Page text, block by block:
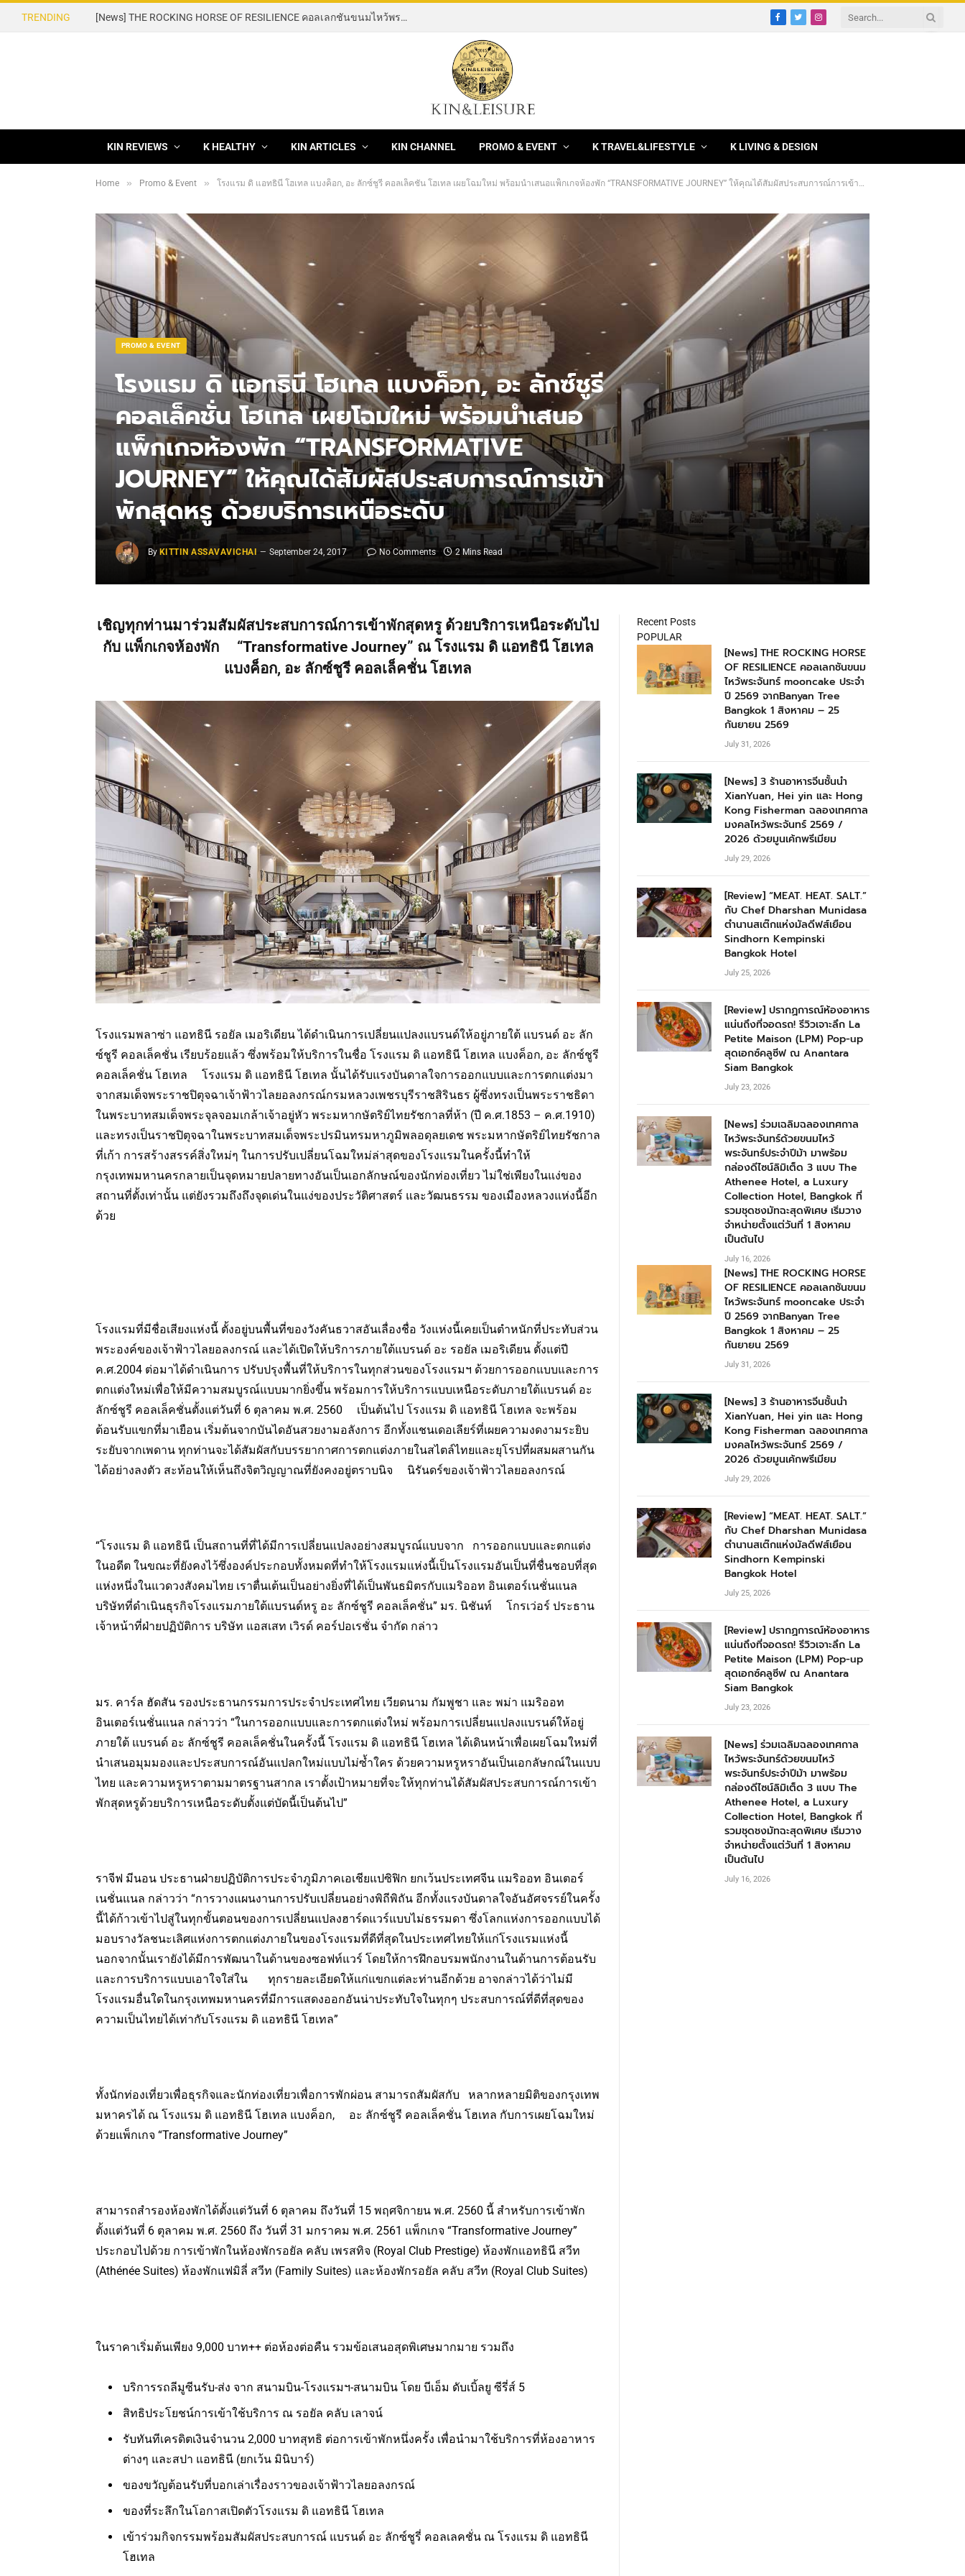
TRENDING [News] THE ROCKING HORSE OF RESILIENCE คอลเลกชันขนมไหว้พระจันทร์ mooncake ประจำปี 2569 จากBanyan Tree Bangkok 1 สิงหาคม – 25 กันยายน 2569
Facebook
TwitterInstagram
KIN REVIEWS K HEALTHY KIN ARTICLES KIN CHANNEL PROMO & EVENT K TRAVEL&LIFESTYLE K LIVING & DESIGN
Home » Promo & Event » โรงแรม ดิ แอทธินี โฮเทล แบงค็อก, อะ ลักซ์ชูรี คอลเล็คชั่น โฮเทล เผยโฉมใหม่ พร้อมนำเสนอแพ็กเกจห้องพัก “TRANSFORMATIVE JOURNEY” ให้คุณได้สัมผัสประสบการณ์การเข้าพักสุดหรู ด้วยบริการเหนือระดับ
PROMO & EVENT
โรงแรม ดิ แอทธินี โฮเทล แบงค็อก, อะ ลักซ์ชูรี
คอลเล็คชั่น โฮเทล เผยโฉมใหม่ พร้อมนำเสนอ
แพ็กเกจห้องพัก “TRANSFORMATIVE
JOURNEY” ให้คุณได้สัมผัสประสบการณ์การเข้า
พักสุดหรู ด้วยบริการเหนือระดับ
By KITTIN ASSAVAVICHAI September 24, 2017 No Comments 2 Mins Read
เชิญทุกท่านมาร่วมสัมผัสประสบการณ์การเข้าพักสุดหรู ด้วยบริการเหนือระดับไป
กับ แพ็กเกจห้องพัก “Transformative Journey” ณ โรงแรม ดิ แอทธินี โฮเทล
แบงค็อก, อะ ลักซ์ชูรี คอลเล็คชั่น โฮเทล
โรงแรมพลาซ่า แอทธินี รอยัล เมอริเดียน ได้ดำเนินการเปลี่ยนแปลงแบรนด์ให้อยู่ภายใต้ แบรนด์ อะ ลัก
ซ์ชูรี คอลเล็คชั่น เรียบร้อยแล้ว ซึ่งพร้อมให้บริการในชื่อ โรงแรม ดิ แอทธินี โฮเทล แบงค็อก, อะ ลักซ์ชูรี
คอลเล็คชั่น โฮเทล โรงแรม ดิ แอทธินี โฮเทล นั้นได้รับแรงบันดาลใจการออกแบบและการตกแต่งมา
จากสมเด็จพระราชปิตุจฉาเจ้าฟ้าวไลยอลงกรณ์กรมหลวงเพชรบุรีราชสิรินธร ผู้ซึ่งทรงเป็นพระราชธิดา
ในพระบาทสมเด็จพระจุลจอมเกล้าเจ้าอยู่หัว พระมหากษัตริย์ไทยรัชกาลที่ห้า (ปี ค.ศ.1853 – ค.ศ.1910)
และทรงเป็นราชปิตุจฉาในพระบาทสมเด็จพระปรมินทรมหาภูมิพลอดุลยเดช พระมหากษัตริย์ไทยรัชกาล
ที่เก้า การสร้างสรรค์สิ่งใหม่ๆ ในการปรับเปลี่ยนโฉมใหม่ล่าสุดของโรงแรมในครั้งนี้ทำให้
กรุงเทพมหานครกลายเป็นจุดหมายปลายทางอันเป็นเอกลักษณ์ของนักท่องเที่ยว ไม่ใช่เพียงในแง่ของ
สถานที่ตั้งเท่านั้น แต่ยังรวมถึงถึงจุดเด่นในแง่ของประวัติศาสตร์ และวัฒนธรรม ของเมืองหลวงแห่งนี้อีก
ด้วย
โรงแรมที่มีชื่อเสียงแห่งนี้ ตั้งอยู่บนพื้นที่ของวังคันธวาสอันเลื่องชื่อ วังแห่งนี้เคยเป็นตำหนักที่ประทับส่วน
พระองค์ของเจ้าฟ้าวไลยอลงกรณ์ และได้เปิดให้บริการภายใต้แบรนด์ อะ รอยัล เมอริเดียน ตั้งแต่ปี
ค.ศ.2004 ต่อมาได้ดำเนินการ ปรับปรุงพื้นที่ให้บริการในทุกส่วนของโรงแรมฯ ด้วยการออกแบบและการ
ตกแต่งใหม่เพื่อให้มีความสมบูรณ์แบบมากยิ่งขึ้น พร้อมการให้บริการแบบเหนือระดับภายใต้แบรนด์ อะ
ลักซ์ชูรี คอลเล็คชั่นตั้งแต่วันที่ 6 ตุลาคม พ.ศ. 2560 เป็นต้นไป โรงแรม ดิ แอทธินี โฮเทล จะพร้อม
ต้อนรับแขกที่มาเยือน เริ่มต้นจากบันไดอันสวยงามอลังการ อีกทั้งแชนเดอเลียร์ที่เผยความงดงามระยิบ
ระยับจากเพดาน ทุกท่านจะได้สัมผัสกับบรรยากาศการตกแต่งภายในสไตล์ไทยและยุโรปที่ผสมผสานกัน
ได้อย่างลงตัว สะท้อนให้เห็นถึงจิตวิญญาณที่ยังคงอยู่ตราบนิจ นิรันดร์ของเจ้าฟ้าวไลยอลงกรณ์
“โรงแรม ดิ แอทธินี เป็นสถานที่ที่ได้มีการเปลี่ยนแปลงอย่างสมบูรณ์แบบจาก การออกแบบและตกแต่ง
ในอดีต ในขณะที่ยังคงไว้ซึ่งองค์ประกอบทั้งหมดที่ทำให้โรงแรมแห่งนี้เป็นโรงแรมอันเป็นที่ชื่นชอบที่สุด
แห่งหนึ่งในแวดวงสังคมไทย เราตื่นเต้นเป็นอย่างยิ่งที่ได้เป็นพันธมิตรกับแมริออท อินเตอร์เนชั่นแนล
บริษัทที่ดำเนินธุรกิจโรงแรมภายใต้แบรนด์หรู อะ ลักซ์ชูรี คอลเล็คชั่น” มร. นิชันท์ โกรเว่อร์ ประธาน
เจ้าหน้าที่ฝ่ายปฏิบัติการ บริษัท แอสเสท เวิรด์ คอร์ปอเรชั่น จำกัด กล่าว
มร. คาร์ล ฮัดสัน รองประธานกรรมการประจำประเทศไทย เวียดนาม กัมพูชา และ พม่า แมริออท
อินเตอร์เนชั่นแนล กล่าวว่า “ในการออกแบบและการตกแต่งใหม่ พร้อมการเปลี่ยนแปลงแบรนด์ให้อยู่
ภายใต้ แบรนด์ อะ ลักซ์ชูรี คอลเล็คชั่นในครั้งนี้ โรงแรม ดิ แอทธินี โฮเทล ได้เดินหน้าเพื่อเผยโฉมใหม่ที่
นำเสนอมุมมองและประสบการณ์อันแปลกใหม่แบบไม่ซ้ำใคร ด้วยความหรูหราอันเป็นเอกลัษกณ์ในแบบ
ไทย และความหรูหราตามมาตรฐานสากล เราตั้งเป้าหมายที่จะให้ทุกท่านได้สัมผัสประสบการณ์การเข้า
พักสุดหรูด้วยบริการเหนือระดับตั้งแต่บัดนี้เป็นต้นไป”
ราจีฟ มีนอน ประธานฝ่ายปฏิบัติการประจำภูมิภาคเอเชียแปซิฟิก ยกเว้นประเทศจีน แมริออท อินเตอร์
เนชั่นแนล กล่าวว่า “การวางแผนงานการปรับเปลี่ยนอย่างพิถีพิถัน อีกทั้งแรงบันดาลใจอันอัศจรรย์ในครั้ง
นี้ได้ก้าวเข้าไปสู่ในทุกขั้นตอนของการเปลี่ยนแปลงฮาร์ดแวร์แบบไม่ธรรมดา ซึ่งโลกแห่งการออกแบบได้
มอบรางวัลชนะเลิศแห่งการตกแต่งภายในของโรงแรมที่ดีที่สุดในประเทศไทยให้แก่โรงแรมแห่งนี้
นอกจากนั้นเรายังได้มีการพัฒนาในด้านของซอฟท์แวร์ โดยให้การฝึกอบรมพนักงานในด้านการต้อนรับ
และการบริการแบบเอาใจใส่ใน ทุกรายละเอียดให้แก่แขกแต่ละท่านอีกด้วย อาจกล่าวได้ว่าไม่มี
โรงแรมอื่นใดในกรุงเทพมหานครที่มีการแสดงออกอันน่าประทับใจในทุกๆ ประสบการณ์ที่ดีที่สุดของ
ความเป็นไทยได้เท่ากับโรงแรม ดิ แอทธินี โฮเทล”
ทั้งนักท่องเที่ยวเพื่อธุรกิจและนักท่องเที่ยวเพื่อการพักผ่อน สามารถสัมผัสกับ หลากหลายมิติของกรุงเทพ
มหาครได้ ณ โรงแรม ดิ แอทธินี โฮเทล แบงค็อก, อะ ลักซ์ชูรี คอลเล็คชั่น โฮเทล กับการเผยโฉมใหม่
ด้วยแพ็กเกจ “Transformative Journey”
สามารถสำรองห้องพักได้ตั้งแต่วันที่ 6 ตุลาคม ถึงวันที่ 15 พฤศจิกายน พ.ศ. 2560 นี้ สำหรับการเข้าพัก
ตั้งแต่วันที่ 6 ตุลาคม พ.ศ. 2560 ถึง วันที่ 31 มกราคม พ.ศ. 2561 แพ็กเกจ “Transformative Journey”
ประกอบไปด้วย การเข้าพักในห้องพักรอยัล คลับ เพรสทิจ (Royal Club Prestige) ห้องพักแอทธินี สวีท
(Athénée Suites) ห้องพักแฟมิลี่ สวีท (Family Suites) และห้องพักรอยัล คลับ สวีท (Royal Club Suites)
ในราคาเริ่มต้นเพียง 9,000 บาท++ ต่อห้องต่อคืน รวมข้อเสนอสุดพิเศษมากมาย รวมถึง
บริการรถลีมูซีนรับ-ส่ง จาก สนามบิน-โรงแรมฯ-สนามบิน โดย บีเอ็ม ดับเบิ้ลยู ซีรี่ส์ 5
สิทธิประโยชน์การเข้าใช้บริการ ณ รอยัล คลับ เลาจน์
รับทันทีเครดิตเงินจำนวน 2,000 บาทสุทธิ ต่อการเข้าพักหนึ่งครั้ง เพื่อนำมาใช้บริการที่ห้องอาหาร
ต่างๆ และสปา แอทธินี (ยกเว้น มินิบาร์)
ของขวัญต้อนรับที่บอกเล่าเรื่องราวของเจ้าฟ้าวไลยอลงกรณ์
ของที่ระลึกในโอกาสเปิดตัวโรงแรม ดิ แอทธินี โฮเทล
เข้าร่วมกิจกรรมพร้อมสัมผัสประสบการณ์ แบรนด์ อะ ลักซ์ชูรี่ คอลเลคชั่น ณ โรงแรม ดิ แอทธินี
โฮเทล
Recent Posts
POPULAR
[News] THE ROCKING HORSE
OF RESILIENCE คอลเลกชันขนม
ไหว้พระจันทร์ mooncake ประจำ
ปี 2569 จากBanyan Tree
Bangkok 1 สิงหาคม – 25
กันยายน 2569
July 31, 2026
[News] 3 ร้านอาหารจีนชั้นนำ
XianYuan, Hei yin และ Hong
Kong Fisherman ฉลองเทศกาล
มงคลไหว้พระจันทร์ 2569 /
2026 ด้วยมูนเค้กพรีเมียม
July 29, 2026
[Review] “MEAT. HEAT. SALT.”
กับ Chef Dharshan Munidasa
ตำนานสเต๊กแห่งมัลดีฟส์เยือน
Sindhorn Kempinski
Bangkok Hotel
July 25, 2026
[Review] ปรากฏการณ์ห้องอาหาร
แน่นถึงที่จอดรถ! รีวิวเจาะลึก La
Petite Maison (LPM) Pop-up
สุดเอกซ์คลูซีฟ ณ Anantara
Siam Bangkok
July 23, 2026
[News] ร่วมเฉลิมฉลองเทศกาล
ไหว้พระจันทร์ด้วยขนมไหว้
พระจันทร์ประจำปีม้า มาพร้อม
กล่องดีไซน์ลิมิเต็ด 3 แบบ The
Athenee Hotel, a Luxury
Collection Hotel, Bangkok ที่
รวมชุดชงมัทฉะสุดพิเศษ เริ่มวาง
จำหน่ายตั้งแต่วันที่ 1 สิงหาคม
เป็นต้นไป
July 16, 2026
[News] THE ROCKING HORSE
OF RESILIENCE คอลเลกชันขนม
ไหว้พระจันทร์ mooncake ประจำ
ปี 2569 จากBanyan Tree
Bangkok 1 สิงหาคม – 25
กันยายน 2569
July 31, 2026
[News] 3 ร้านอาหารจีนชั้นนำ
XianYuan, Hei yin และ Hong
Kong Fisherman ฉลองเทศกาล
มงคลไหว้พระจันทร์ 2569 /
2026 ด้วยมูนเค้กพรีเมียม
July 29, 2026
[Review] “MEAT. HEAT. SALT.”
กับ Chef Dharshan Munidasa
ตำนานสเต๊กแห่งมัลดีฟส์เยือน
Sindhorn Kempinski
Bangkok Hotel
July 25, 2026
[Review] ปรากฏการณ์ห้องอาหาร
แน่นถึงที่จอดรถ! รีวิวเจาะลึก La
Petite Maison (LPM) Pop-up
สุดเอกซ์คลูซีฟ ณ Anantara
Siam Bangkok
July 23, 2026
[News] ร่วมเฉลิมฉลองเทศกาล
ไหว้พระจันทร์ด้วยขนมไหว้
พระจันทร์ประจำปีม้า มาพร้อม
กล่องดีไซน์ลิมิเต็ด 3 แบบ The
Athenee Hotel, a Luxury
Collection Hotel, Bangkok ที่
รวมชุดชงมัทฉะสุดพิเศษ เริ่มวาง
จำหน่ายตั้งแต่วันที่ 1 สิงหาคม
เป็นต้นไป
July 16, 2026